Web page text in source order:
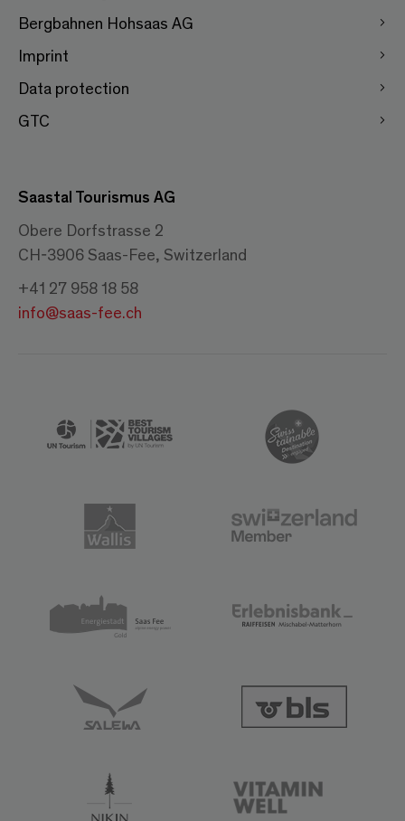
Bergbahnen Hohsaas AG
Imprint
Data protection
GTC
Saastal Tourismus AG
Obere Dorfstrasse 2
CH-3906 Saas-Fee, Switzerland
+41 27 958 18 58
info@saas-fee.ch